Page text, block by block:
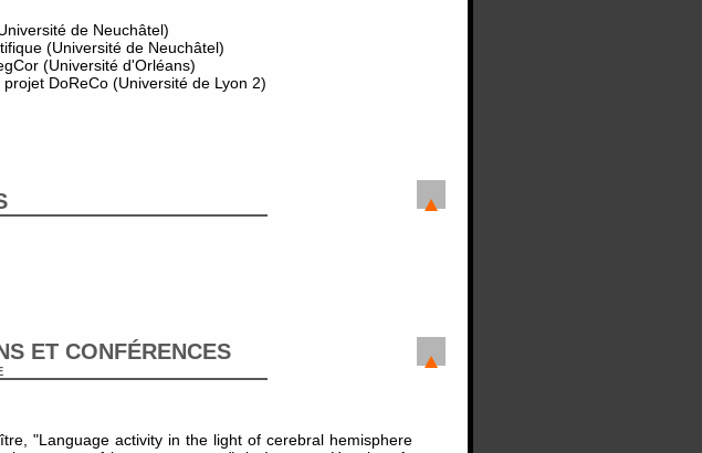
de Neuchâtel)
(Université de Neuchâtel)
(Université d'Orléans)
DoReCo (Université de Lyon 2)
ET CONFÉRENCES
"Language activity in the light of cerebral hemisphere